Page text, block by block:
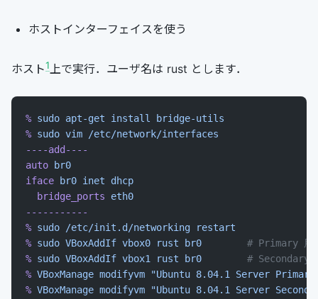
ホストインターフェイスを使う
ホスト1上で実行．ユーザ名は rust とします．
% sudo apt-get install bridge-utils
% sudo vim /etc/network/interfaces
----add----
auto br0
iface br0 inet dhcp
  bridge_ports
eth0
-----------
% sudo /etc/init.d/networking restart
% sudo VBoxAddIf vbox0 rust br0
        # Primary 用
% sudo VBoxAddIf vbox1 rust br0
# Secondary
% VBoxManage modifyvm "Ubuntu 8.04.1 Server
% VBoxManage modifyvm "Ubuntu 8.04.1 Server